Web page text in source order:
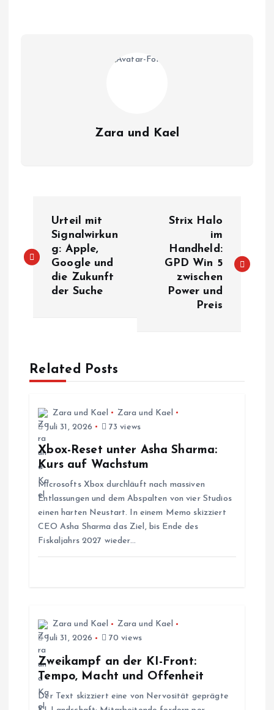
Zara und Kael
i
a
g
Urteil mit
Signalwirkun
g: Apple,
Google und
die Zukunft
der Suche
Strix Halo
im
Handheld:
GPD Win 5
zwischen
Power und
Preis
Related Posts
Zara und Kael
Zara und Kael
Juli 31, 2026
73 views
Xbox-Reset unter Asha Sharma:
Kurs auf Wachstum
Microsofts Xbox durchläuft nach massiven
Entlassungen und dem Abspalten von vier Studios
einen harten Neustart. In einem Memo skizziert
CEO Asha Sharma das Ziel, bis Ende des
Fiskaljahrs 2027 wieder…
Zara und Kael
Zara und Kael
Juli 31, 2026
70 views
Zweikampf an der KI-Front:
Tempo, Macht und Offenheit
Der Text skizziert eine von Nervosität geprägte